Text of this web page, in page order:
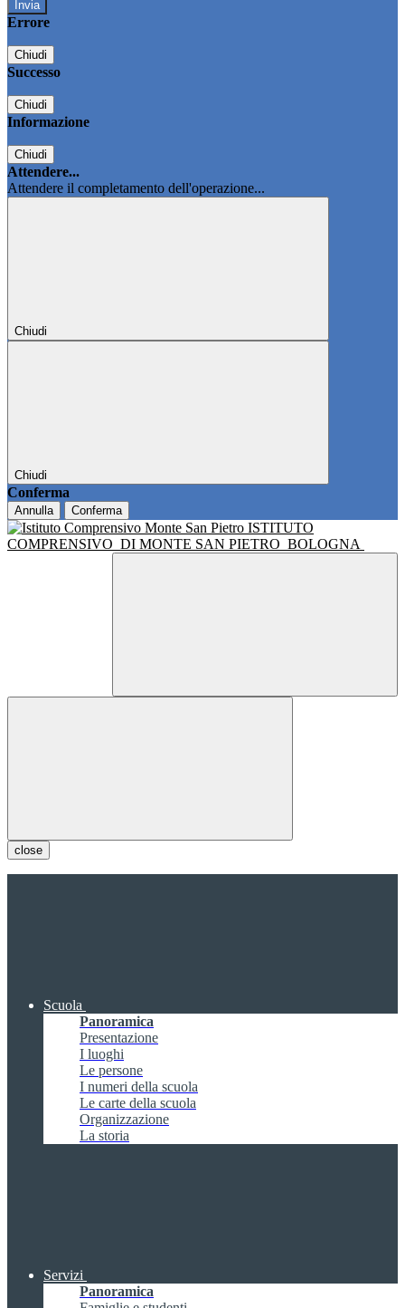
Errore
Chiudi
Successo
Chiudi
Informazione
Chiudi
Attendere...
Attendere il completamento dell'operazione...
Chiudi
Chiudi
Conferma
Annulla Conferma
ISTITUTO
COMPRENSIVO DI MONTE SAN PIETRO BOLOGNA
close
Scuola
Panoramica
Presentazione
I luoghi
Le persone
I numeri della scuola
Le carte della scuola
Organizzazione
La storia
Servizi
Panoramica